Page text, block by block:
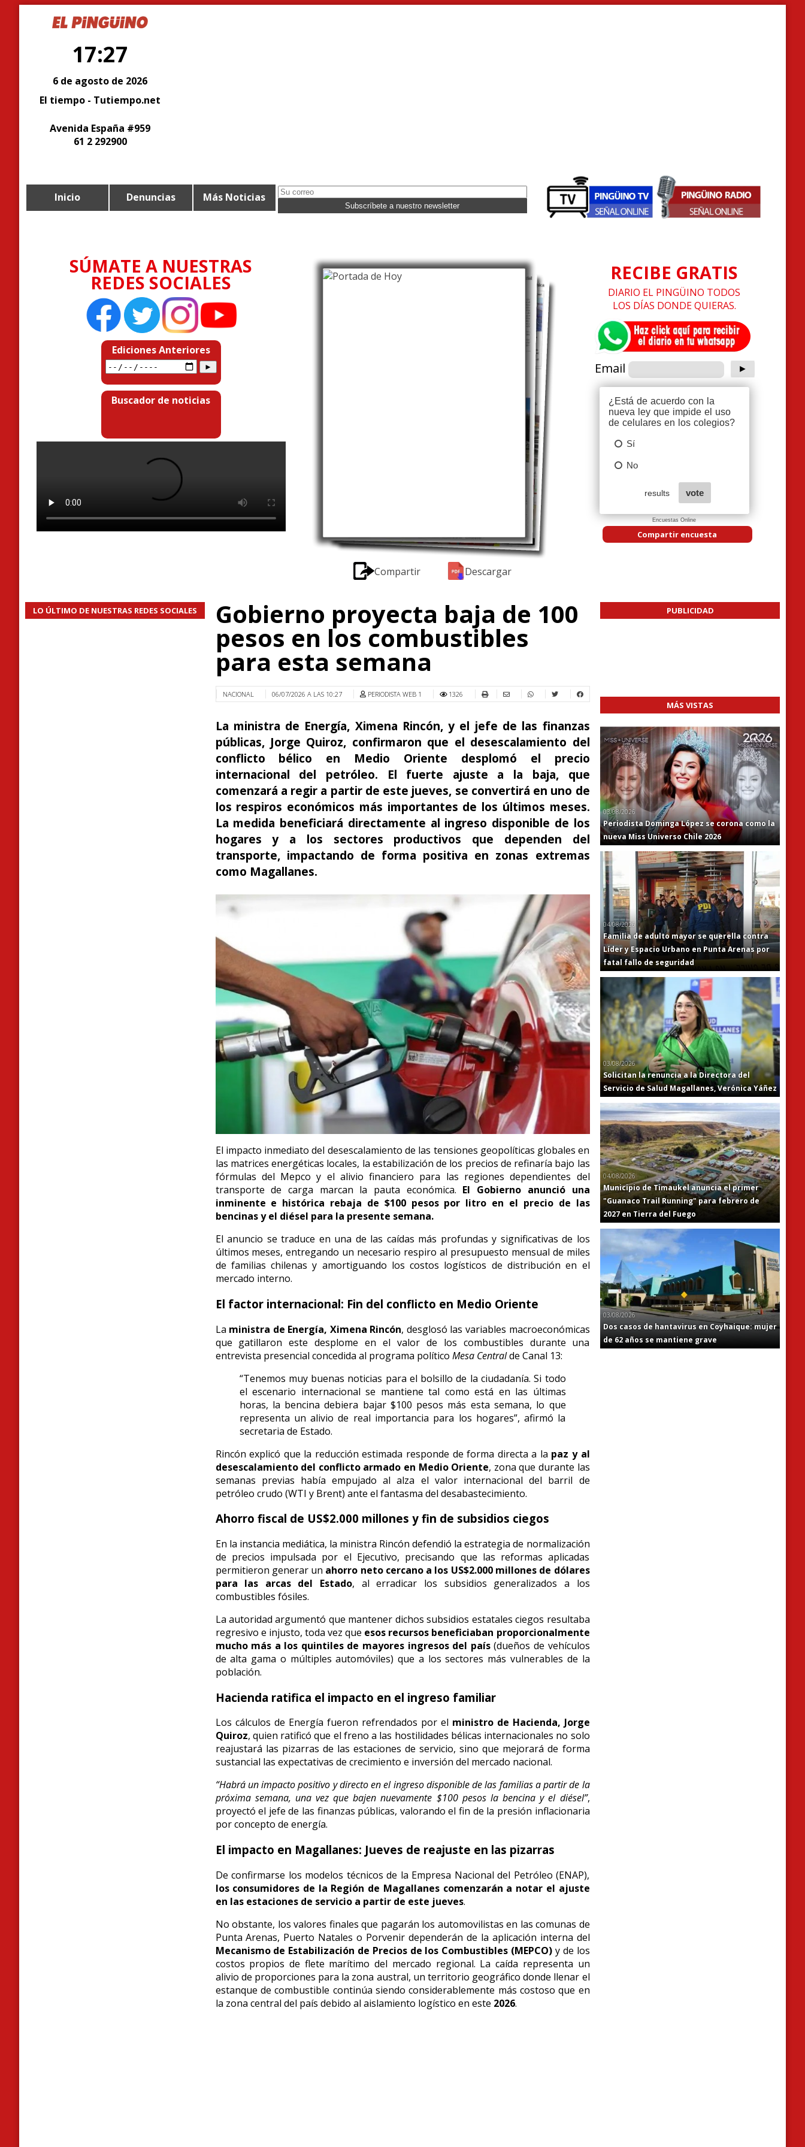
17:27
6 de agosto de 2026
El tiempo - Tutiempo.net
Avenida España #959
61 2 292900
Inicio Denuncias Más Noticias
SÚMATE A NUESTRAS
REDES SOCIALES
Ediciones Anteriores
Buscador de noticias
Compartir Descargar
RECIBE GRATIS
DIARIO EL PINGÜINO TODOS
LOS DÍAS DONDE QUIERAS.
Email
Encuestas Online
Compartir encuesta
LO ÚLTIMO DE NUESTRAS REDES SOCIALES Gobierno proyecta baja de 100
pesos en los combustibles
para esta semana
NACIONAL 06/07/2026 A LAS 10:27 PERIODISTA WEB 1 1326
La ministra de Energía, Ximena Rincón, y el jefe de las finanzas
públicas, Jorge Quiroz, confirmaron que el desescalamiento del
conflicto bélico en Medio Oriente desplomó el precio
internacional del petróleo. El fuerte ajuste a la baja, que
comenzará a regir a partir de este jueves, se convertirá en uno de
los respiros económicos más importantes de los últimos meses.
La medida beneficiará directamente al ingreso disponible de los
hogares y a los sectores productivos que dependen del
transporte, impactando de forma positiva en zonas extremas
como Magallanes.
El impacto inmediato del desescalamiento de las tensiones geopolíticas globales en
las matrices energéticas locales, la estabilización de los precios de refinaría bajo las
fórmulas del Mepco y el alivio financiero para las regiones dependientes del
transporte de carga marcan la pauta económica. El Gobierno anunció una
inminente e histórica rebaja de $100 pesos por litro en el precio de las
bencinas y el diésel para la presente semana.
El anuncio se traduce en una de las caídas más profundas y significativas de los
últimos meses, entregando un necesario respiro al presupuesto mensual de miles
de familias chilenas y amortiguando los costos logísticos de distribución en el
mercado interno.
El factor internacional: Fin del conflicto en Medio Oriente
La ministra de Energía, Ximena Rincón, desglosó las variables macroeconómicas
que gatillaron este desplome en el valor de los combustibles durante una
entrevista presencial concedida al programa político Mesa Centralde Canal 13:
“Tenemos muy buenas noticias para el bolsillo de la ciudadanía. Si todo
el escenario internacional se mantiene tal como está en las últimas
horas, la bencina debiera bajar $100 pesos más esta semana, lo que
representa un alivio de real importancia para los hogares”, afirmó la
secretaria de Estado.
Rincón explicó que la reducción estimada responde de forma directa a la paz y al
desescalamiento del conflicto armado en Medio Oriente, zona que durante las
semanas previas había empujado al alza el valor internacional del barril de
petróleo crudo (WTI y Brent) ante el fantasma del desabastecimiento.
Ahorro fiscal de US$2.000 millones y fin de subsidios ciegos
En la instancia mediática, la ministra Rincón defendió la estrategia de normalización
de precios impulsada por el Ejecutivo, precisando que las reformas aplicadas
permitieron generar un ahorro neto cercano a los US$2.000 millones de dólares
para las arcas del Estado, al erradicar los subsidios generalizados a los
combustibles fósiles.
La autoridad argumentó que mantener dichos subsidios estatales ciegos resultaba
regresivo e injusto, toda vez que esos recursos beneficiaban proporcionalmente
mucho más a los quintiles de mayores ingresos del país(dueños de vehículos
de alta gama o múltiples automóviles) que a los sectores más vulnerables de la
población.
Hacienda ratifica el impacto en el ingreso familiar
Los cálculos de Energía fueron refrendados por el ministro de Hacienda, Jorge
Quiroz, quien ratificó que el freno a las hostilidades bélicas internacionales no solo
reajustará las pizarras de las estaciones de servicio, sino que mejorará de forma
sustancial las expectativas de crecimiento e inversión del mercado nacional.
“Habrá un impacto positivo y directo en el ingreso disponible de las familias a partir de la
próxima semana, una vez que bajen nuevamente $100 pesos la bencina y el diésel”,
proyectó el jefe de las finanzas públicas, valorando el fin de la presión inflacionaria
por concepto de energía.
El impacto en Magallanes: Jueves de reajuste en las pizarras
De confirmarse los modelos técnicos de la Empresa Nacional del Petróleo (ENAP),
los consumidores de la Región de Magallanes comenzarán a notar el ajuste
en las estaciones de servicio a partir de este jueves.
No obstante, los valores finales que pagarán los automovilistas en las comunas de
Punta Arenas, Puerto Natales o Porvenir dependerán de la aplicación interna del
Mecanismo de Estabilización de Precios de los Combustibles (MEPCO) y de los
costos propios de flete marítimo del mercado regional. La caída representa un
alivio de proporciones para la zona austral, un territorio geográfico donde llenar el
estanque de combustible continúa siendo considerablemente más costoso que en
la zona central del país debido al aislamiento logístico en este 2026.
PUBLICIDAD
MÁS VISTAS
03/08/2026
Periodista Dominga López se corona como la
nueva Miss Universo Chile 2026
04/08/2026
Familia de adulto mayor se querella contra
Líder y Espacio Urbano en Punta Arenas por
fatal fallo de seguridad
03/08/2026
Solicitan la renuncia a la Directora del
Servicio de Salud Magallanes, Verónica Yáñez
04/08/2026
Municipio de Timaukel anuncia el primer
"Guanaco Trail Running" para febrero de
2027 en Tierra del Fuego
03/08/2026
Dos casos de hantavirus en Coyhaique: mujer
de 62 años se mantiene grave